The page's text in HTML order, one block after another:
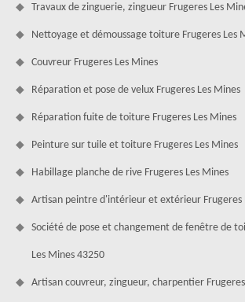
Travaux de zinguerie, zingueur Frugeres Les
Nettoyage et démoussage toiture Frugeres Les
Couvreur Frugeres Les Mines
Réparation et pose de velux Frugeres Les Mines
Réparation fuite de toiture Frugeres Les Mines
Peinture sur tuile et toiture Frugeres Les Mines
Habillage planche de rive Frugeres Les Mines
Artisan peintre d'intérieur et extérieur Frugeres
Société de pose et changement de fenêtre de
Les Mines 43250
Artisan couvreur, zingueur, charpentier